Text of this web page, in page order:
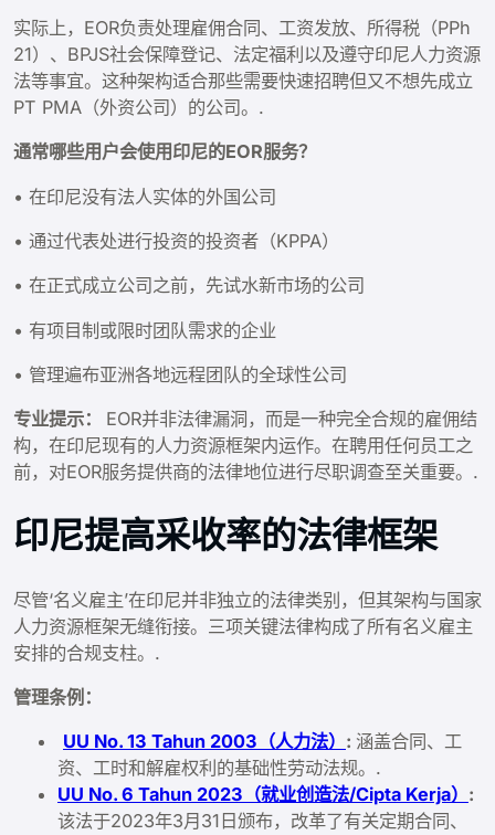
实际上，EOR负责处理雇佣合同、工资发放、所得税（PPh
21）、BPJS社会保障登记、法定福利以及遵守印尼人力资源
法等事宜。这种架构适合那些需要快速招聘但又不想先成立
PT PMA（外资公司）的公司。.
通常哪些用户会使用印尼的EOR服务？
• 在印尼没有法人实体的外国公司
• 通过代表处进行投资的投资者（KPPA）
• 在正式成立公司之前，先试水新市场的公司
• 有项目制或限时团队需求的企业
• 管理遍布亚洲各地远程团队的全球性公司
专业提示： EOR并非法律漏洞，而是一种完全合规的雇佣结
构，在印尼现有的人力资源框架内运作。在聘用任何员工之
前，对EOR服务提供商的法律地位进行尽职调查至关重要。.
印尼提高采收率的法律框架
尽管‘名义雇主’在印尼并非独立的法律类别，但其架构与国家
人力资源框架无缝衔接。三项关键法律构成了所有名义雇主
安排的合规支柱。.
管理条例：
UU No. 13 Tahun 2003（人力法） : 涵盖合同、工
资、工时和解雇权利的基础性劳动法规。.
UU No. 6 Tahun 2023（就业创造法/Cipta Kerja） :
该法于2023年3月31日颁布，改革了有关定期合同、